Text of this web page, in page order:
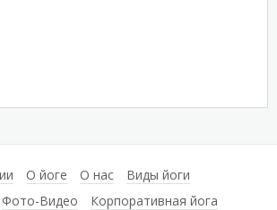
О йоге О нас
Виды йоги
Фото-Видео
Корпоративная йога